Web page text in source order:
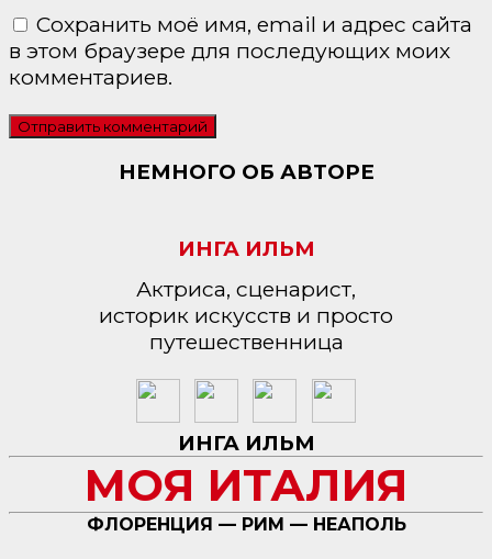
Сохранить моё имя, email и адрес сайта
в этом браузере для последующих моих
комментариев.
НЕМНОГО ОБ АВТОРЕ
ИНГА ИЛЬМ
Актриса, сценарист,
историк искусств и просто
путешественница
ИНГА ИЛЬМ
МОЯ ИТАЛИЯ
ФЛОРЕНЦИЯ — РИМ — НЕАПОЛЬ